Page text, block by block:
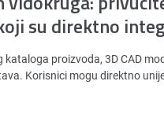
su direktno
kataloga proizvoda, 3D CAD
Korisnici mogu direktno